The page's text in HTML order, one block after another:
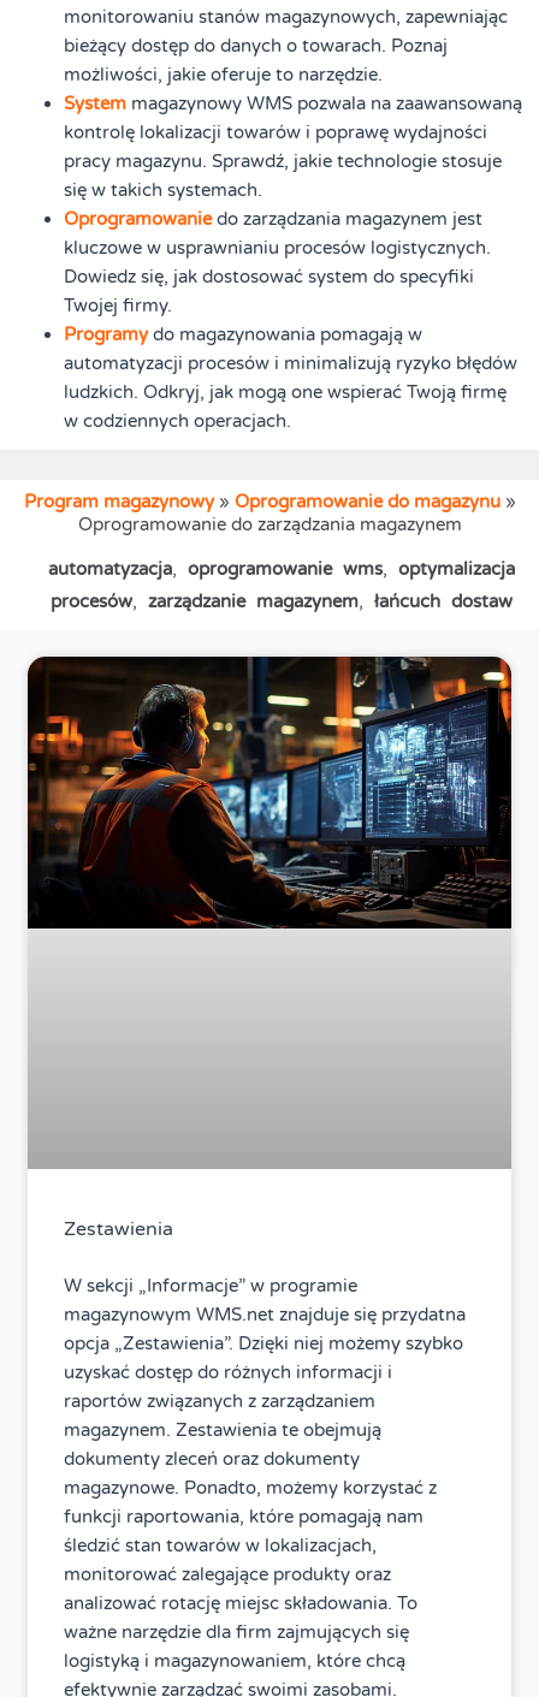
monitorowaniu stanów magazynowych, zapewniając
bieżący dostęp do danych o towarach. Poznaj
możliwości, jakie oferuje to narzędzie.
System magazynowy WMS pozwala na zaawansowaną
kontrolę lokalizacji towarów i poprawę wydajności
pracy magazynu. Sprawdź, jakie technologie stosuje
się w takich systemach.
Oprogramowaniedo zarządzania magazynem jest
kluczowe w usprawnianiu procesów logistycznych.
Dowiedz się, jak dostosować system do specyfiki
Twojej firmy.
Programydo magazynowania pomagają w
automatyzacji procesów i minimalizują ryzyko błędów
ludzkich. Odkryj, jak mogą one wspierać Twoją firmę
w codziennych operacjach.
Program magazynowy» Oprogramowanie do magazynu»
Oprogramowanie do zarządzania magazynem
automatyzacja, oprogramowanie wms, optymalizacja
procesów, zarządzanie magazynem, łańcuch dostaw
Zestawienia
W sekcji „Informacje” w programie
magazynowym WMS.net znajduje się przydatna
opcja „Zestawienia”. Dzięki niej możemy szybko
uzyskać dostęp do różnych informacji i
raportów związanych z zarządzaniem
magazynem. Zestawienia te obejmują
dokumenty zleceń oraz dokumenty
magazynowe. Ponadto, możemy korzystać z
funkcji raportowania, które pomagają nam
śledzić stan towarów w lokalizacjach,
monitorować zalegające produkty oraz
analizować rotację miejsc składowania. To
ważne narzędzie dla firm zajmujących się
logistyką i magazynowaniem, które chcą
efektywnie zarządzać swoimi zasobami.